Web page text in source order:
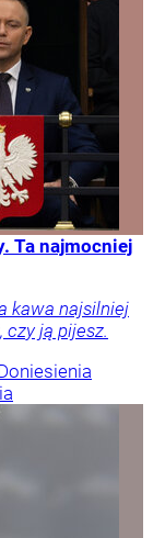
Ta najmocniej
kawa najsilniej
czy ją pijesz.